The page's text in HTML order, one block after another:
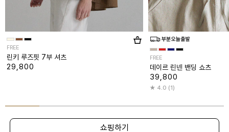
FREE
린키 루즈핏 7부 셔츠
29,800
FREE
데이르 린넨 밴딩 쇼츠
39,800
4.0 (1)
쇼핑하기